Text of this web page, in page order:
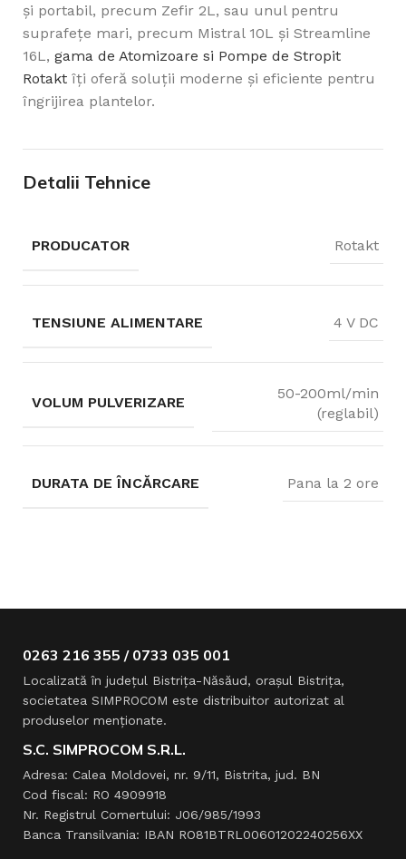
și portabil, precum Zefir 2L, sau unul pentru
suprafețe mari, precum Mistral 10L și Streamline
16L, gama de Atomizoare si Pompe de Stropit
Rotakt îți oferă soluții moderne și eficiente pentru
îngrijirea plantelor.
Detalii Tehnice
PRODUCATOR Rotakt
TENSIUNE ALIMENTARE 4 V DC
VOLUM PULVERIZARE
50-200ml/min
(reglabil)
DURATA DE ÎNCĂRCARE Pana la 2 ore
0263 216 355 / 0733 035 001
Localizată în judeţul Bistriţa-Năsăud, oraşul Bistriţa,
societatea SIMPROCOM este distribuitor autorizat al
produselor menţionate.
S.C. SIMPROCOM S.R.L.
Adresa: Calea Moldovei, nr. 9/11, Bistrita, jud. BN
Cod fiscal: RO 4909918
Nr. Registrul Comertului: J06/985/1993
Banca Transilvania: IBAN RO81BTRL00601202240256XX